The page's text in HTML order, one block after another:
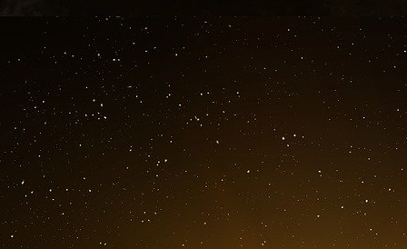
Alors que Washington est aux prises
doivent répondre à des questions
mécanismes de responsabilité afin
assurer que les enquêtes restent fondées
considérations politiques ? Et comment le
rétablir la confiance du public dans leur
signal d’alarme pour une réforme. Les
l’administration impartiale de la justice — ne
National Legal and Policy Center